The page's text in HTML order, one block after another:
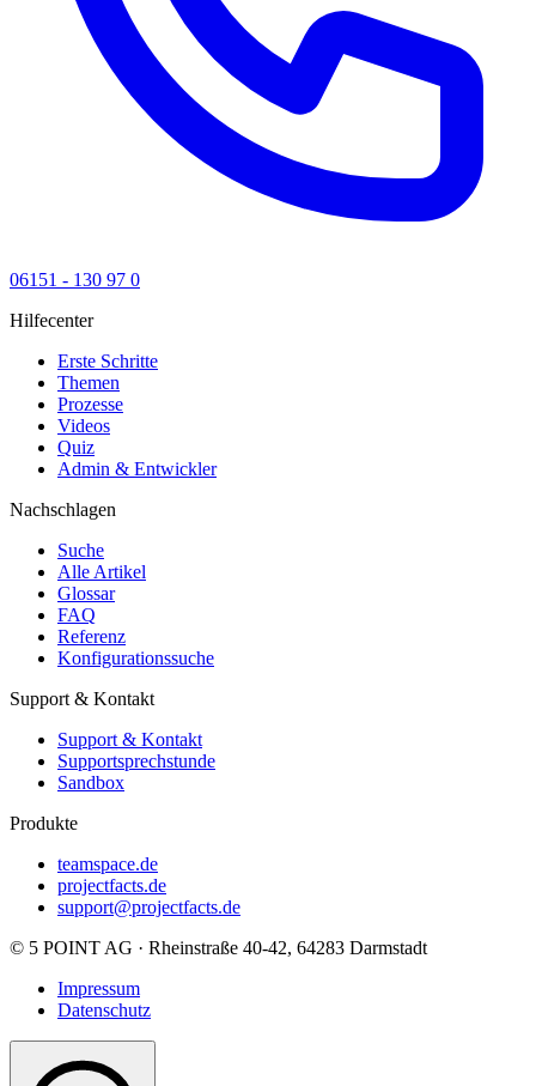
06151 - 130 97 0
Hilfecenter
Erste Schritte
Themen
Prozesse
Videos
Quiz
Admin & Entwickler
Nachschlagen
Suche
Alle Artikel
Glossar
FAQ
Referenz
Konfigurationssuche
Support & Kontakt
Support & Kontakt
Supportsprechstunde
Sandbox
Produkte
teamspace.de
projectfacts.de
support@projectfacts.de
© 5 POINT AG · Rheinstraße 40-42, 64283 Darmstadt
Impressum
Datenschutz